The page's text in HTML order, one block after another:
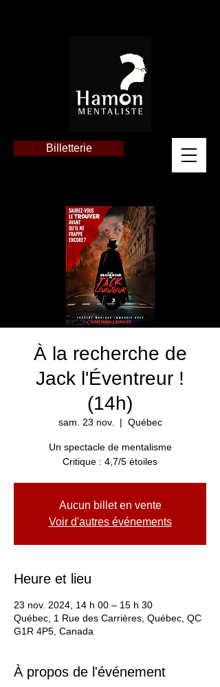
Billetterie
À la recherche de
Jack l'Éventreur !
(14h)
sam. 23 nov.
  |
Québec
Un spectacle de mentalisme
Critique : 4,7/5 étoiles
Aucun billet en vente
Voir d'autres événements
Heure et lieu
23 nov. 2024, 14 h 00 – 15 h 30
Québec, 1 Rue des Carrières, Québec, QC
G1R 4P5, Canada
À propos de l'événement